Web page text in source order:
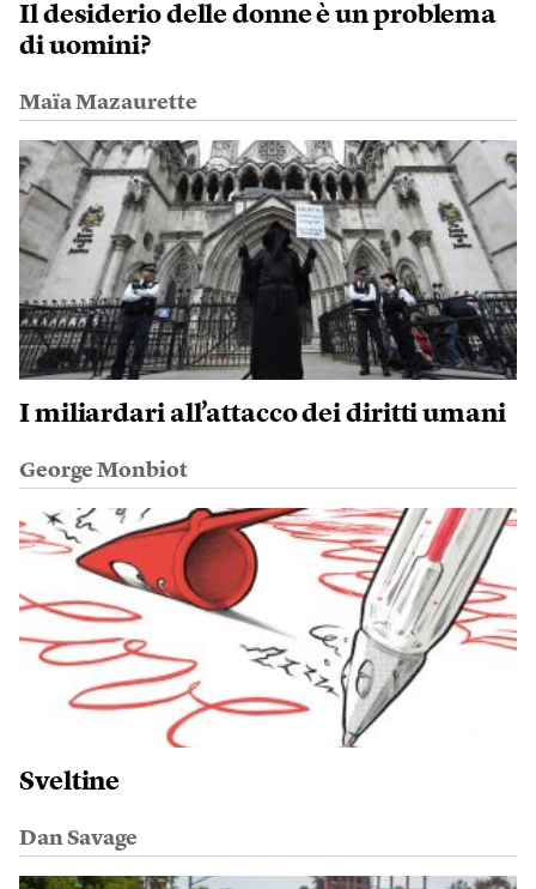
Il desiderio delle donne è un problema
di uomini?
Maïa Mazaurette
I miliardari all’attacco dei diritti umani
George Monbiot
Sveltine
Dan Savage